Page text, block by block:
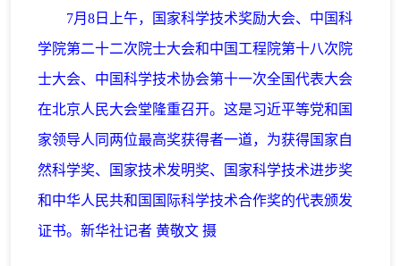
7月8日上午，国家科学技术奖励大会、中国科
学院第二十二次院士大会和中国工程院第十八次院
士大会、中国科学技术协会第十一次全国代表大会
在北京人民大会堂隆重召开。这是习近平等党和国
家领导人同两位最高奖获得者一道，为获得国家自
然科学奖、国家技术发明奖、国家科学技术进步奖
和中华人民共和国国际科学技术合作奖的代表颁发
证书。新华社记者 黄敬文 摄